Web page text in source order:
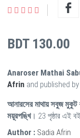
BDT 130.00
Anaroser Mathai
Afrin and published by
আনারসের মাথায় সবুজ মুকুট
ময়ূরপঙ্খি। 23 পৃষ্ঠার এই
Author : Sadia Afrin